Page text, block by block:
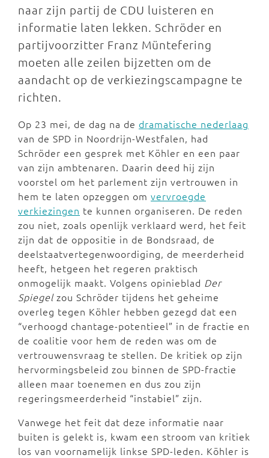
naar zijn partij de CDU luisteren en
informatie laten lekken. Schröder en
partijvoorzitter Franz Müntefering
moeten alle zeilen bijzetten om de
aandacht op de verkiezingscampagne te
richten.
Op 23 mei, de dag na de dramatische nederlaag
van de SPD in Noordrijn-Westfalen, had
Schröder een gesprek met Köhler en een paar
van zijn ambtenaren. Daarin deed hij zijn
voorstel om het parlement zijn vertrouwen in
hem te laten opzeggen om vervroegde
verkiezingen te kunnen organiseren. De reden
zou niet, zoals openlijk verklaard werd, het feit
zijn dat de oppositie in de Bondsraad, de
deelstaatvertegenwoordiging, de meerderheid
heeft, hetgeen het regeren praktisch
onmogelijk maakt. Volgens opinieblad Der
Spiegelzou Schröder tijdens het geheime
overleg tegen Köhler hebben gezegd dat een
“verhoogd chantage-potentieel” in de fractie en
de coalitie voor hem de reden was om de
vertrouwensvraag te stellen. De kritiek op zijn
hervormingsbeleid zou binnen de SPD-fractie
alleen maar toenemen en dus zou zijn
regeringsmeerderheid “instabiel” zijn.
Vanwege het feit dat deze informatie naar
buiten is gelekt is, kwam een stroom van kritiek
los van voornamelijk linkse SPD-leden. Köhler is